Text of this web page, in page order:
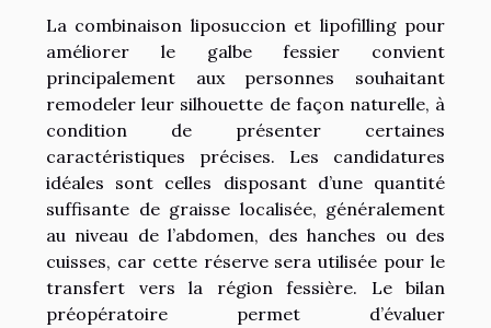
La combinaison liposuccion et lipofilling pour
améliorer le galbe fessier convient
principalement aux personnes souhaitant
remodeler leur silhouette de façon naturelle, à
condition de présenter certaines
caractéristiques précises. Les candidatures
idéales sont celles disposant d’une quantité
suffisante de graisse localisée, généralement
au niveau de l’abdomen, des hanches ou des
cuisses, car cette réserve sera utilisée pour le
transfert vers la région fessière. Le bilan
préopératoire permet d’évaluer